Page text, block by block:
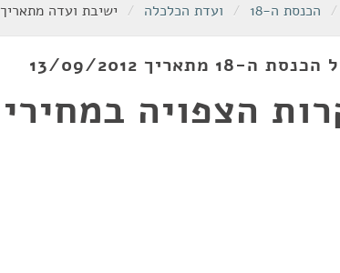
/ הכנסת ה-18 / ועדת הכלכלה / ישיבת ועדה מתאריך 13/09/2012
מתאריך 13/09/2012
הצפויה במחירי